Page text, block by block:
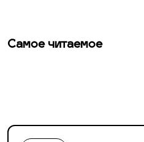
Самое читаемое